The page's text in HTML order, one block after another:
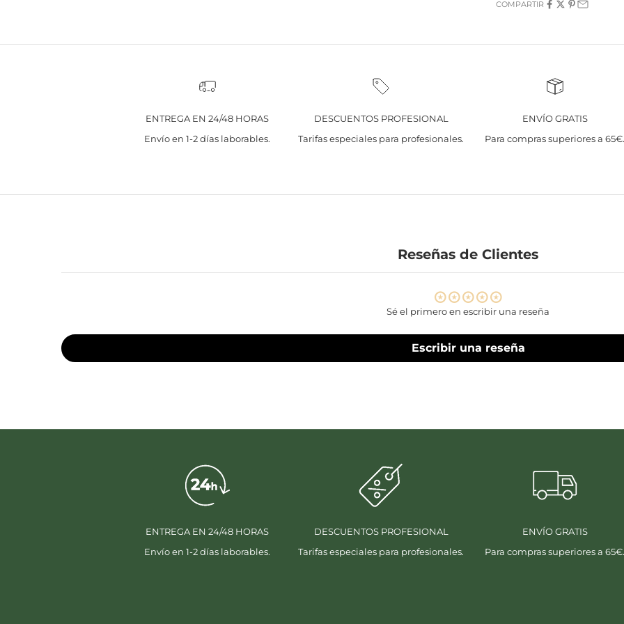
COMPARTIR
ENTREGA EN 24/48 HORAS
Envío en 1-2 días laborables.
DESCUENTOS PROFESIONAL
Tarifas especiales para profesionales.
ENVÍO GRATIS
Para compras superiores a
Reseñas de Clientes
Sé el primero en escribir una reseña
Escribir una reseña
ENTREGA EN 24/48 HORAS
Envío en 1-2 días laborables.
DESCUENTOS PROFESIONAL
Tarifas especiales para profesionales.
ENVÍO GRATIS
Para compras superiores a